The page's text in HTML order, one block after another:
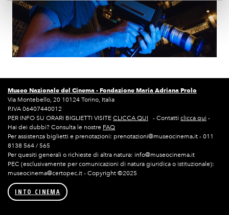
Museo Nazionale del Cinema - Fondazione Maria Adriana Prolo
Via Montebello, 20 10124 Torino, Italia
P.IVA 06407440012
PER INFO SU ORARI BIGLIETTI VISITE CLICCA QUI - Contatti clicca qui -
Hai dei dubbi? Consulta le nostre FAQ
Per assistenza biglietti e prenotazioni: prenotazioni@museocinema.it - 011
8138 564 / 565
Per quesiti generali o richieste di altra natura: info@museocinema.it
PEC (esclusivamente per comunicazioni di natura giuridica o istituzionale):
museocinema@certopec.it - Copyright ©2025
INTO CINEMA